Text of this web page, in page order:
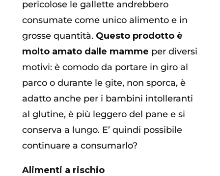
pericolose le gallette andrebbero
consumate come unico alimento e in
grosse quantità. Questo prodotto è
molto amato dalle mamme per diversi
motivi: è comodo da portare in giro al
parco o durante le gite, non sporca, è
adatto anche per i bambini intolleranti
al glutine, è più leggero del pane e si
conserva a lungo. E’ quindi possibile
continuare a consumarlo?
Alimenti a rischio